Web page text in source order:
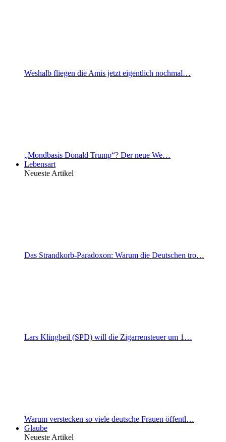
Weshalb fliegen die Amis jetzt eigentlich nochmal…
„Mondbasis Donald Trump“? Der neue We…
Lebensart
Neueste Artikel
Das Strandkorb-Paradoxon: Warum die Deutschen tro…
Lars Klingbeil (SPD) will die Zigarrensteuer um 1…
Warum verstecken so viele deutsche Frauen öffentl…
Glaube
Neueste Artikel